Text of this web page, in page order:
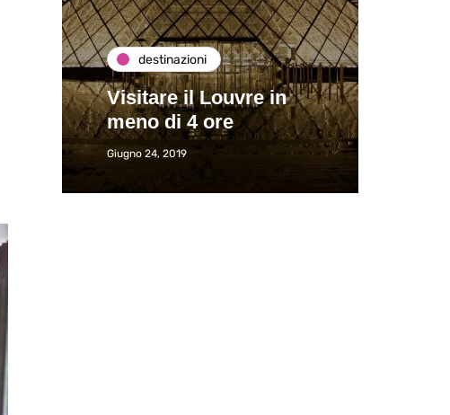
destinazioni
Visitare il Louvre in
meno di 4 ore
Giugno 24, 2019